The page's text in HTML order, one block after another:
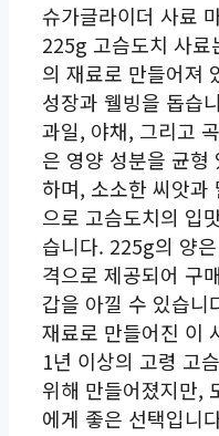
슈가글라이더 사료
225g 고슴도치 사료
의 재료로 만들어져
성장과 웰빙을 돕습
과일, 야채, 그리고
은 영양 성분을 균형
하며, 소소한 씨앗과
으로 고슴도치의 입
습니다. 225g의 양
격으로 제공되어 구
갑을 아낄 수 있습니
재료로 만들어진 이
1년 이상의 고령 고
위해 만들어졌지만,
에게 좋은 선택입니